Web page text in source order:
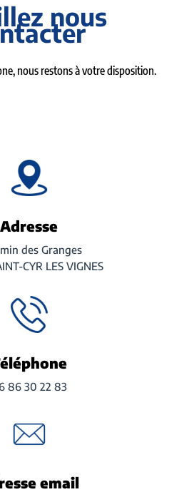
nous
nous restons à votre disposition.
Adresse
des Granges
CYR LES VIGNES
86 30 22 83
email